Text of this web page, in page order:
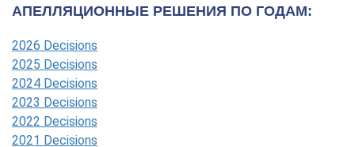
АПЕЛЛЯЦИОННЫЕ РЕШЕНИЯ ПО ГОДАМ:
2026 Decisions
2025 Decisions
2024 Decisions
2023 Decisions
2022 Decisions
2021 Decisions